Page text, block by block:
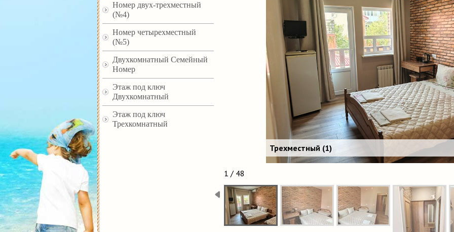
Номер двух-трехместный
(№4)
Номер четырехместный
(№5)
Двухкомнатный Семейный
Номер
Этаж под ключ
Двухкомнатный
Этаж под ключ
Трехкомнатный
Трехместный (1)
1 / 48